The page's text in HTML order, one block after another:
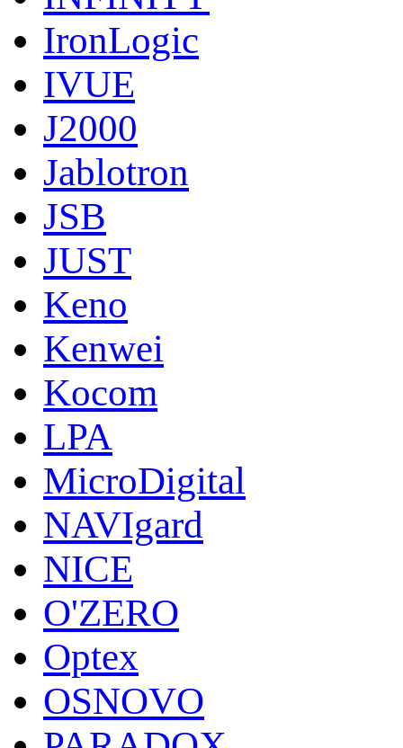
IronLogic
IVUE
J2000
Jablotron
JSB
JUST
Keno
Kenwei
Kocom
LPA
MicroDigital
NAVIgard
NICE
O'ZERO
Optex
OSNOVO